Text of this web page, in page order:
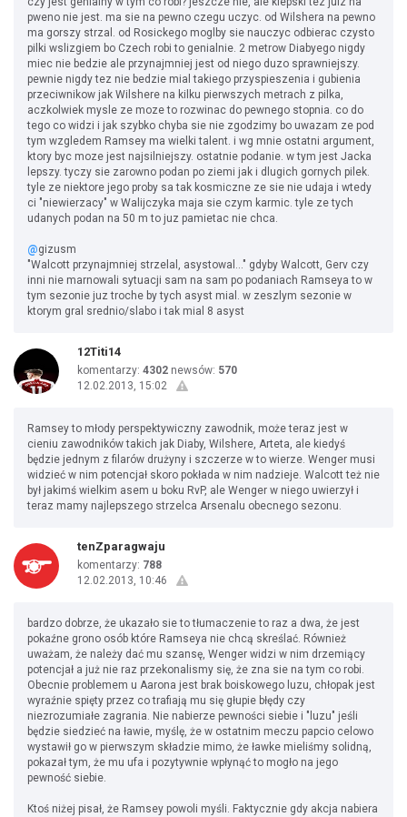
pweno nie jest. ma sie na pewno czegu uczyc. od Wilshera na pewno
ma gorszy strzal. od Rosickego moglby sie nauczyc odbierac czysto
pilki wslizgiem bo Czech robi to genialnie. 2 metrow Diabyego nigdy
miec nie bedzie ale przynajmniej jest od niego duzo sprawniejszy.
pewnie nigdy tez nie bedzie mial takiego przyspieszenia i gubienia
przeciwnikow jak Wilshere na kilku pierwszych metrach z pilka,
aczkolwiek mysle ze moze to rozwinac do pewnego stopnia. co do
tego co widzi i jak szybko chyba sie nie zgodzimy bo uwazam ze pod
tym wzgledem Ramsey ma wielki talent. i wg mnie ostatni argument,
ktory byc moze jest najsilniejszy. ostatnie podanie. w tym jest Jacka
lepszy. tyczy sie zarowno podan po ziemi jak i dlugich gornych pilek.
tyle ze niektore jego proby sa tak kosmiczne ze sie nie udaja i wtedy
ci "niewierzacy" w Walijczyka maja sie czym karmic. tyle ze tych
udanych podan na 50 m to juz pamietac nie chca.
@gizusm
"Walcott przynajmniej strzelal, asystowal..." gdyby Walcott, Gerv czy
inni nie marnowali sytuacji sam na sam po podaniach Ramseya to w
tym sezonie juz troche by tych asyst mial. w zeszlym sezonie w
ktorym gral srednio/slabo i tak mial 8 asyst
12Titi14
komentarzy: 4302 newsów: 570
12.02.2013, 15:02
Ramsey to młody perspektywiczny zawodnik, może teraz jest w
cieniu zawodników takich jak Diaby, Wilshere, Arteta, ale kiedyś
będzie jednym z filarów drużyny i szczerze w to wierze. Wenger musi
widzieć w nim potencjał skoro pokłada w nim nadzieje. Walcott też nie
był jakimś wielkim asem u boku RvP, ale Wenger w niego uwierzył i
teraz mamy najlepszego strzelca Arsenalu obecnego sezonu.
tenZparagwaju
komentarzy: 788
12.02.2013, 10:46
bardzo dobrze, że ukazało sie to tłumaczenie to raz a dwa, że jest
pokaźne grono osób które Ramseya nie chcą skreślać. Również
uważam, że należy dać mu szansę, Wenger widzi w nim drzemiący
potencjał a już nie raz przekonalismy się, że zna sie na tym co robi.
Obecnie problemem u Aarona jest brak boiskowego luzu, chłopak jest
wyraźnie spięty przez co trafiają mu się głupie błędy czy
niezrozumiałe zagrania. Nie nabierze pewności siebie i "luzu" jeśli
będzie siedzieć na ławie, myślę, że w ostatnim meczu papcio celowo
wystawił go w pierwszym składzie mimo, że ławke mieliśmy solidną,
pokazał tym, że mu ufa i pozytywnie wpłynąć to mogło na jego
pewność siebie.
Ktoś niżej pisał, że Ramsey powoli myśli. Faktycznie gdy akcja nabiera